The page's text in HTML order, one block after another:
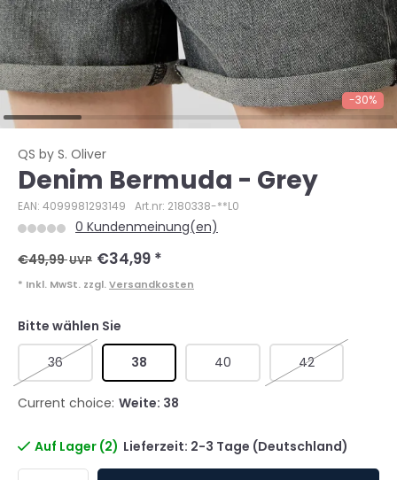
-30%
QS by S. Oliver
Denim Bermuda - Grey
EAN: 4099981293149 Art.nr: 2180338-**L0
0 Kundenmeinung(en)
€49,99UVP €34,99 *
* Inkl. MwSt. zzgl. Versandkosten
Bitte wählen Sie
36 38 40 42
Current choice: Weite: 38
Auf Lager (2) Lieferzeit: 2-3 Tage (Deutschland)